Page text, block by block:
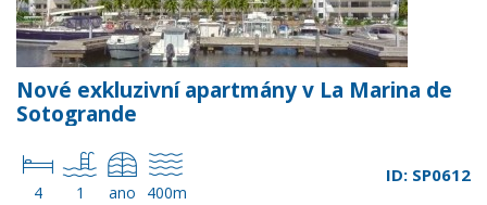
Nové exkluzivní apartmány v La Marina de
Sotogrande
4 1 ano 400m
ID: SP0612